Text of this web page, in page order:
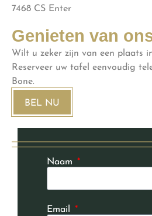
7468 CS Enter
Genieten van
Wilt u zeker zijn van een plaats
Reserveer uw tafel eenvoudig
Bone.
BEL NU
Naam
Email